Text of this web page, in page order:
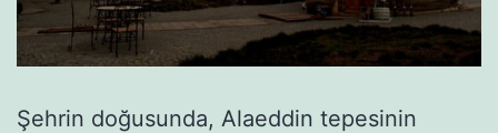
Şehrin doğusunda, Alaeddin tepesinin